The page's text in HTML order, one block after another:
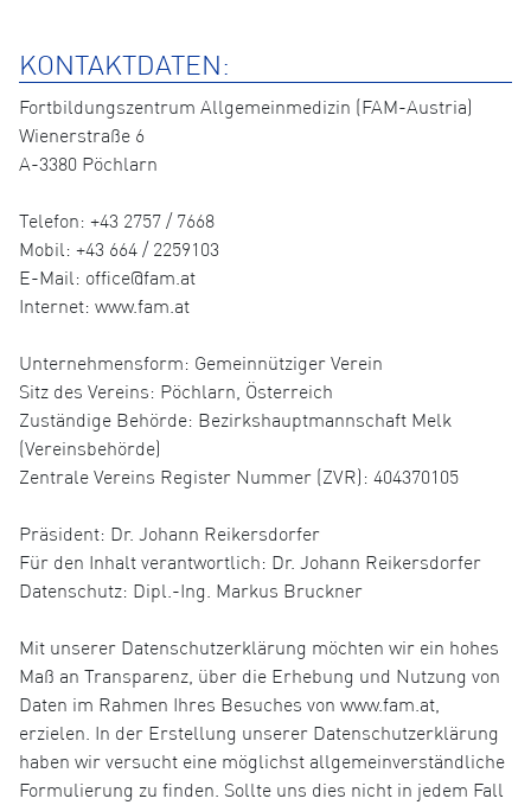
KONTAKTDATEN:
Fortbildungszentrum Allgemeinmedizin (FAM-Austria)
Wienerstraße 6
A-3380 Pöchlarn
Telefon: +43 2757 / 7668
Mobil: +43 664 / 2259103
E-Mail: office@fam.at
Internet: www.fam.at
Unternehmensform: Gemeinnütziger Verein
Sitz des Vereins: Pöchlarn, Österreich
Zuständige Behörde: Bezirkshauptmannschaft Melk
(Vereinsbehörde)
Zentrale Vereins Register Nummer (ZVR): 404370105
Präsident: Dr. Johann Reikersdorfer
Für den Inhalt verantwortlich: Dr. Johann Reikersdorfer
Datenschutz: Dipl.-Ing. Markus Bruckner
Mit unserer Datenschutzerklärung möchten wir ein hohes
Maß an Transparenz, über die Erhebung und Nutzung von
Daten im Rahmen Ihres Besuches von www.fam.at,
erzielen. In der Erstellung unserer Datenschutzerklärung
haben wir versucht eine möglichst allgemeinverständliche
Formulierung zu finden. Sollte uns dies nicht in jedem Fall